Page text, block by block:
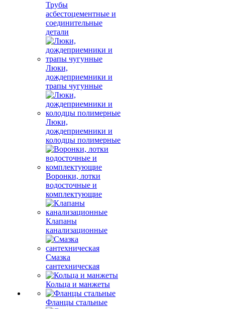
Трубы
асбестоцементные и
соединительные
детали
Люки,
дождеприемники и
трапы чугунные
Люки,
дождеприемники и
колодцы полимерные
Воронки, лотки
водосточные и
комплектующие
Клапаны
канализационные
Смазка
сантехническая
Кольца и манжеты
Фланцы стальные